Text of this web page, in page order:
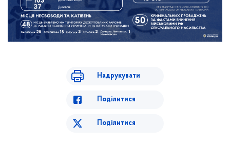
Надрукувати
Поділитися
Поділитися